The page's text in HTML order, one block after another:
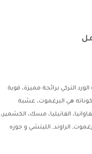
التركي برائحة مميزة، قوية
هي البرغموت، عشبة
الفانيليا، مسك، الكشمير،
الراوند, الليتشي و جوزه